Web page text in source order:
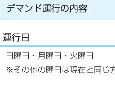
デマンド運行の内容
運行日
日曜日・月曜日・火曜日
※その他の曜日は現在と同じ